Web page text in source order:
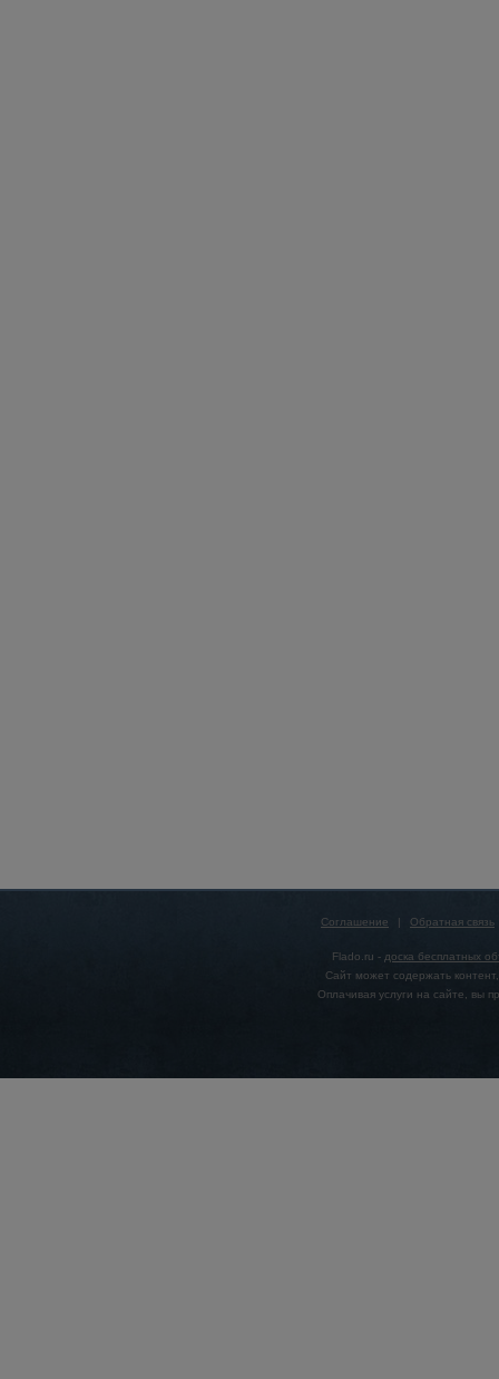
Соглашение | Обратная связь
Flado.ru - доска бесплатных
Сайт может содержать
Оплачивая услуги на сайте, вы